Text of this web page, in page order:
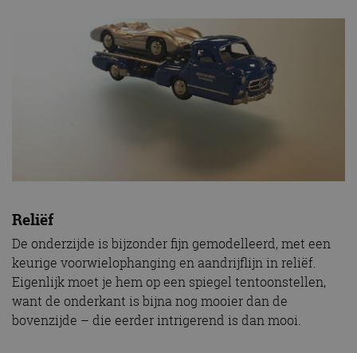
Reliëf
De onderzijde is bijzonder fijn gemodelleerd, met een
keurige voorwielophanging en aandrijflijn in reliëf.
Eigenlijk moet je hem op een spiegel tentoonstellen,
want de onderkant is bijna nog mooier dan de
bovenzijde – die eerder intrigerend is dan mooi.